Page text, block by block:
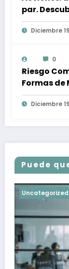
par.
afectan a
Diciembre
0
Riesgo
Formas
Diciembre
Puede
Uncategorized